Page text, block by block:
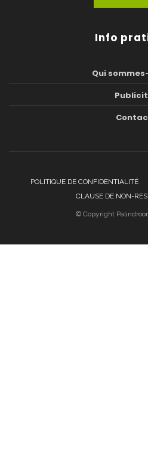
Info
Qui
POLITIQUE DE CONFIDENTIALITÉ
CLAUSE DE NON-
© Copyright